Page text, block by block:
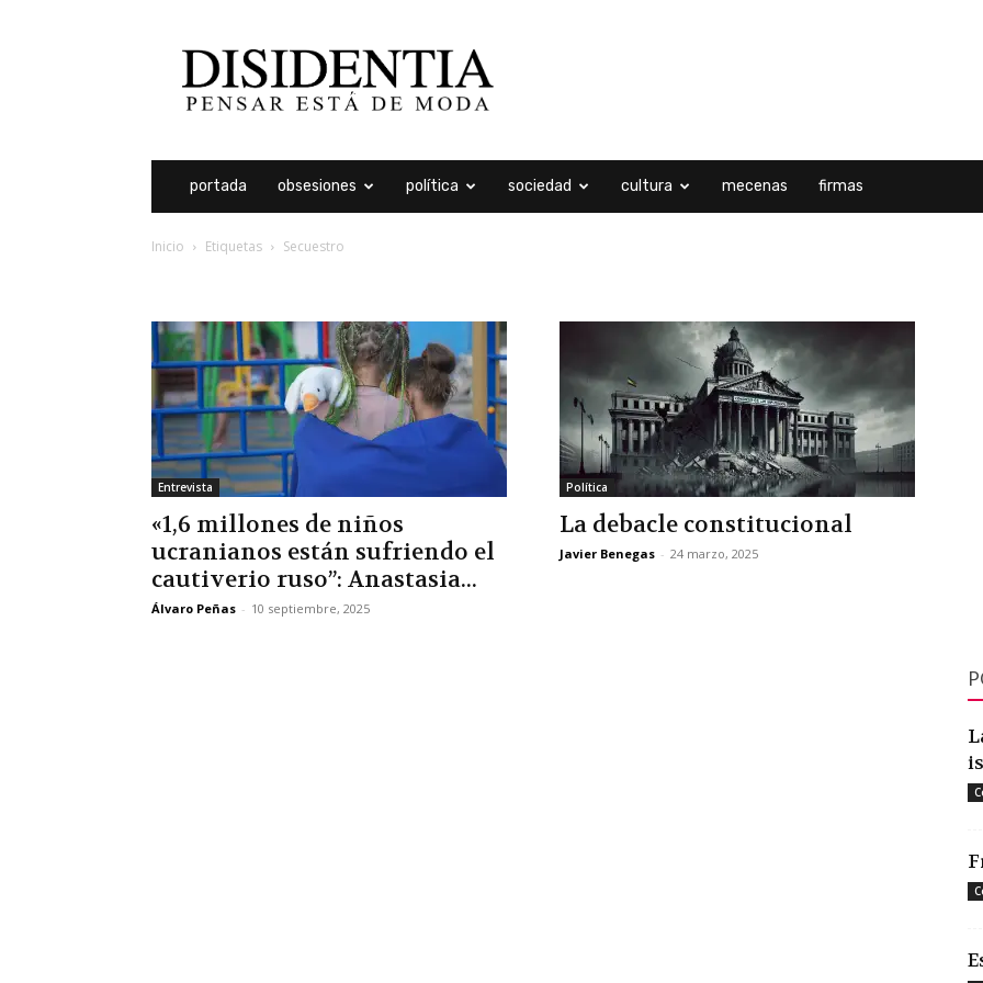
portada obsesiones política sociedad cultura mecenas firmas
Inicio Etiquetas Secuestro
Entrevista
«1,6 millones de niños
ucranianos están sufriendo el
cautiverio ruso”: Anastasia...
Álvaro Peñas - 10 septiembre, 2025
Política
La debacle constitucional
Javier Benegas - 24 marzo, 2025